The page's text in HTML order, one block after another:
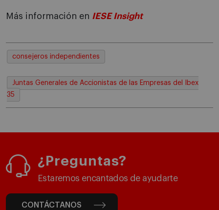
Más información en IESE Insight
consejeros independientes
Juntas Generales de Accionistas de las Empresas del Ibex
35
¿Preguntas?
Estaremos encantados de ayudarte
CONTÁCTANOS